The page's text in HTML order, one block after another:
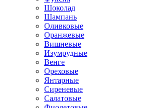
Шоколад
Шампань
Оливковые
Оранжевые
Вишневые
Изумрудные
Венге
Ореховые
Янтарные
Сиреневые
Салатовые